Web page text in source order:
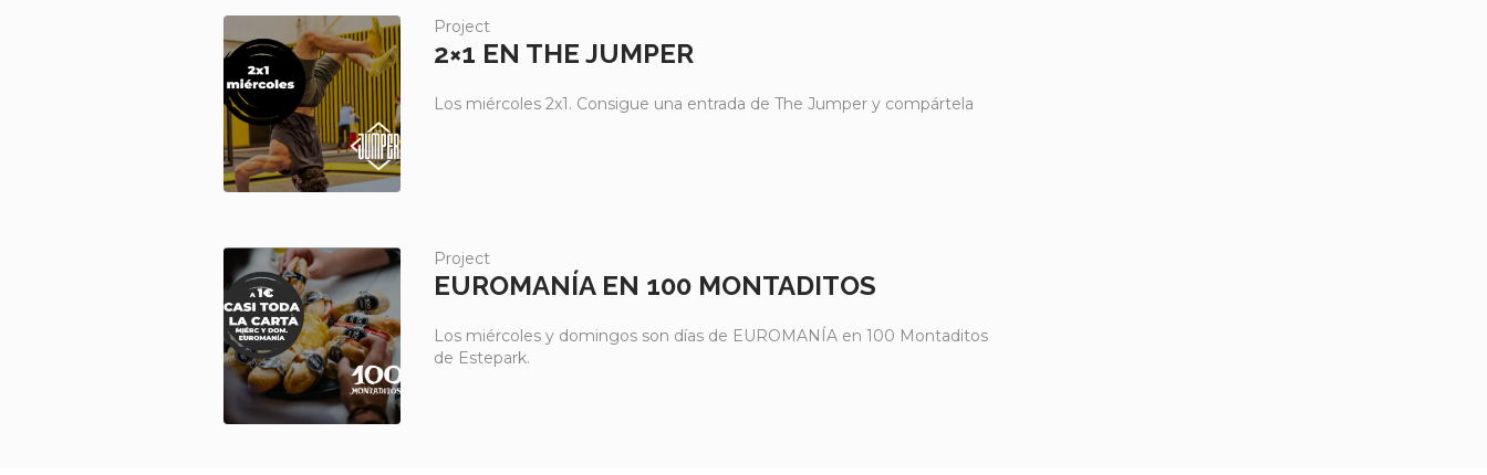
Project
2×1 EN THE JUMPER
Los miércoles 2x1. Consigue una entrada de The Jumper y compártela
Project
EUROMANÍA EN 100 MONTADITOS
Los miércoles y domingos son días de EUROMANÍA en 100 Montaditos
de Estepark.